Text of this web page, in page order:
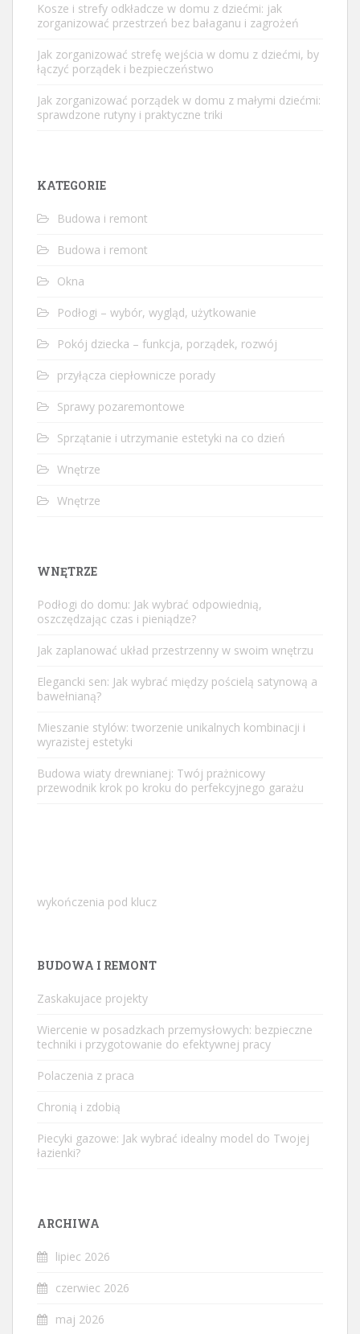
Kosze i strefy odkładcze w domu z dziećmi: jak
zorganizować przestrzeń bez bałaganu i zagrożeń
Jak zorganizować strefę wejścia w domu z dziećmi, by
łączyć porządek i bezpieczeństwo
Jak zorganizować porządek w domu z małymi dziećmi:
sprawdzone rutyny i praktyczne triki
KATEGORIE
Budowa i remont
Budowa i remont
Okna
Podłogi – wybór, wygląd, użytkowanie
Pokój dziecka – funkcja, porządek, rozwój
przyłącza ciepłownicze porady
Sprawy pozaremontowe
Sprzątanie i utrzymanie estetyki na co dzień
Wnętrze
Wnętrze
WNĘTRZE
Podłogi do domu: Jak wybrać odpowiednią,
oszczędzając czas i pieniądze?
Jak zaplanować układ przestrzenny w swoim wnętrzu
Elegancki sen: Jak wybrać między pościelą satynową a
bawełnianą?
Mieszanie stylów: tworzenie unikalnych kombinacji i
wyrazistej estetyki
Budowa wiaty drewnianej: Twój prażnicowy
przewodnik krok po kroku do perfekcyjnego garażu
wykończenia pod klucz
BUDOWA I REMONT
Zaskakujace projekty
Wiercenie w posadzkach przemysłowych: bezpieczne
techniki i przygotowanie do efektywnej pracy
Polaczenia z praca
Chronią i zdobią
Piecyki gazowe: Jak wybrać idealny model do Twojej
łazienki?
ARCHIWA
lipiec 2026
czerwiec 2026
maj 2026